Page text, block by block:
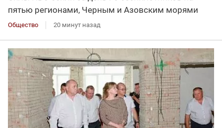
пятью регионами, Черным и Азовским морями
Общество 20 минут назад